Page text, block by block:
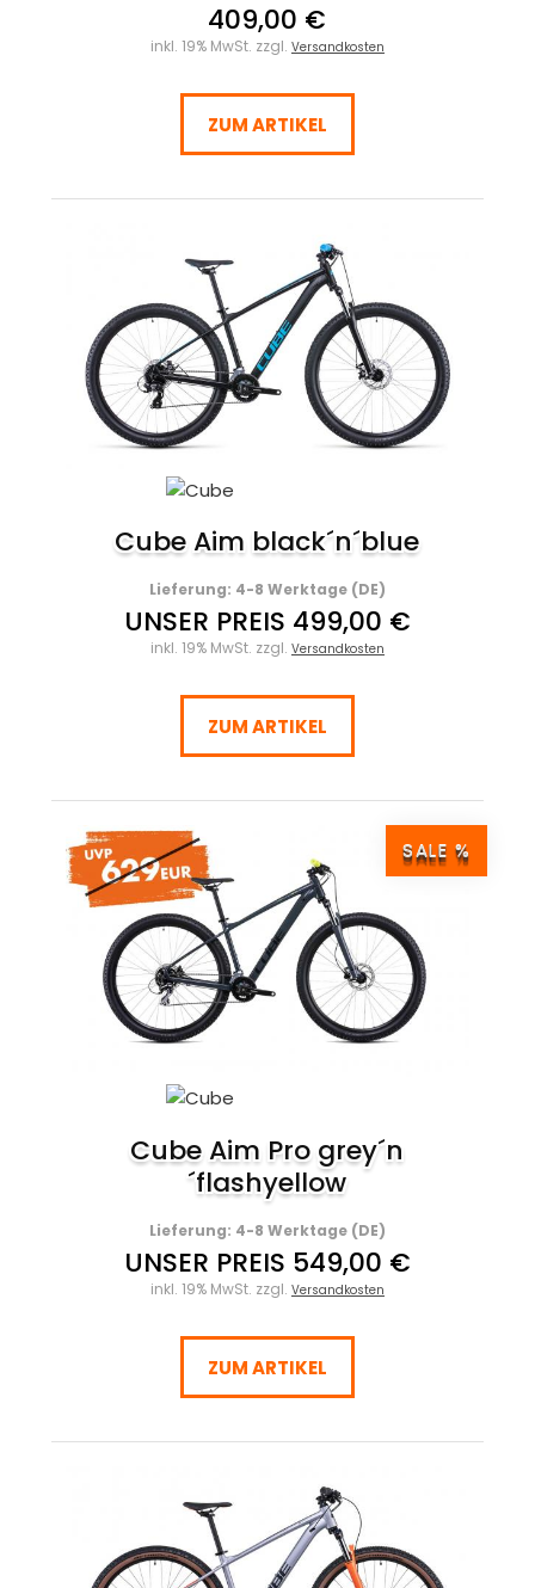
409,00 €
inkl. 19% MwSt. zzgl. Versandkosten
ZUM ARTIKEL
Cube Aim black´n´blue
Lieferung: 4-8 Werktage (DE)
UNSER PREIS 499,00 €
inkl. 19% MwSt. zzgl. Versandkosten
ZUM ARTIKEL
SALE %
Cube Aim Pro grey´n
´flashyellow
Lieferung: 4-8 Werktage (DE)
UNSER PREIS 549,00 €
inkl. 19% MwSt. zzgl. Versandkosten
ZUM ARTIKEL